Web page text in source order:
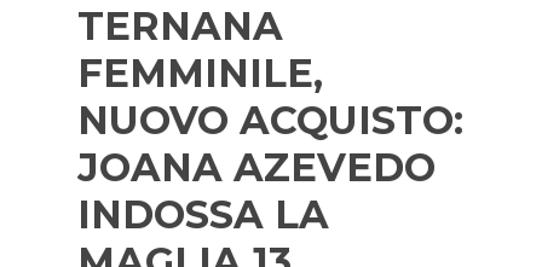
TERNANA
FEMMINILE,
NUOVO ACQUISTO:
JOANA AZEVEDO
INDOSSA LA